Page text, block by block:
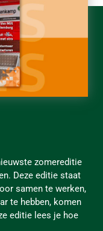
zomereditie
Deze editie staat
samen te werken,
te hebben, komen
editie lees je hoe